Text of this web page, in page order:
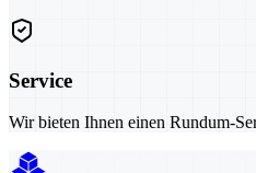
Service
Wir bieten Ihnen einen Rundum-